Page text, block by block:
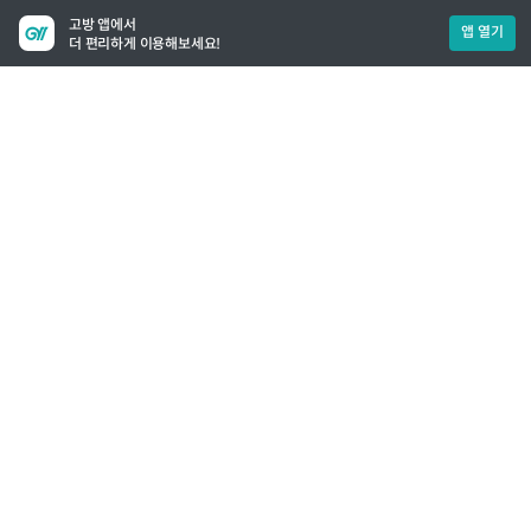
고방 앱에서
더 편리하게 이용해보세요!
앱 열기